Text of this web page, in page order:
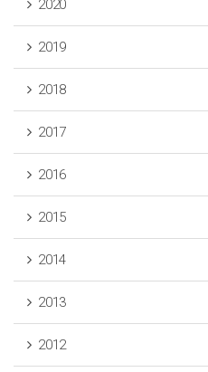
2020
2019
2018
2017
2016
2015
2014
2013
2012